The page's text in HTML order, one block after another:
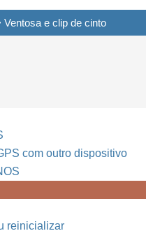
e clip de cinto
com outro dispositivo
reinicializar